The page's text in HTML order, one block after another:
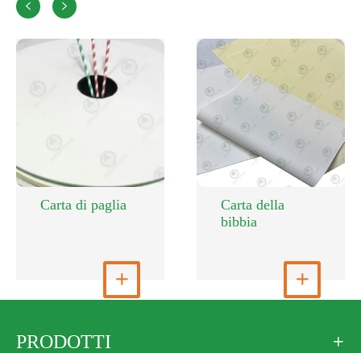
 
Carta di paglia
Visualizza altro

Carta della
bibbia
Visualizza altro

PRODOTTI 